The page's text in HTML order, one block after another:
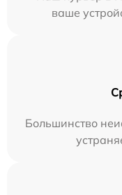
ваше
Большинство